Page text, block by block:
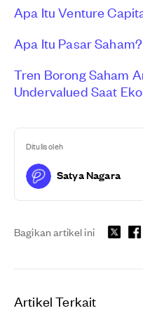
Apa Itu Venture
Apa Itu Pasar Saham?
Tren Borong Saham
Undervalued Saat
Ditulis oleh
Satya Nagara
Bagikan artikel ini
Artikel Terkait